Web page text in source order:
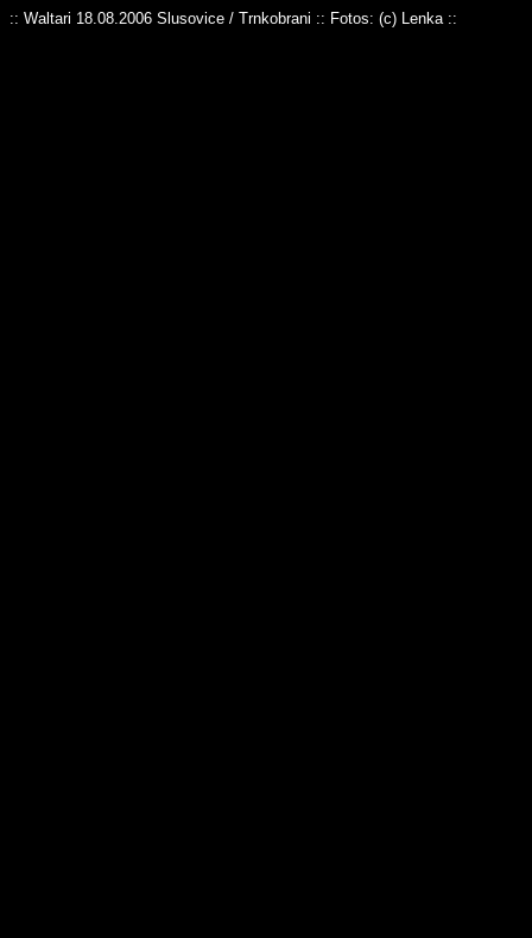
:: Waltari 18.08.2006 Slusovice / Trnkobrani :: Fotos: (c) Lenka ::